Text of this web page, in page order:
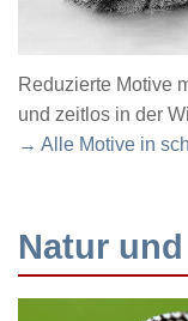
Reduzierte Motive
und zeitlos in der
→ Alle Motive in
Natur